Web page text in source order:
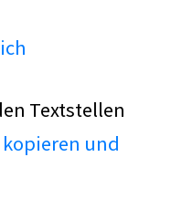
Textstellen
und